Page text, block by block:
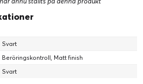
Svart
Beröringskontroll, Matt finish
Svart